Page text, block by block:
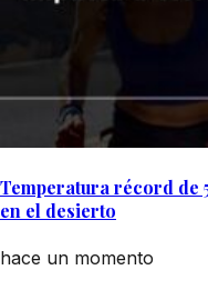
Temperatura récord de
en el desierto
hace un momento